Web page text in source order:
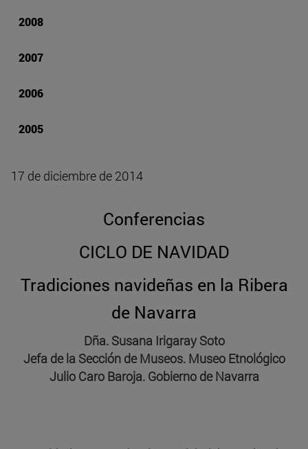
2008
2007
2006
2005
17 de diciembre de 2014
Conferencias
CICLO DE NAVIDAD
Tradiciones navideñas en la Ribera
de Navarra
Dña. Susana Irigaray Soto
Jefa de la Sección de Museos. Museo Etnológico
Julio Caro Baroja. Gobierno de Navarra